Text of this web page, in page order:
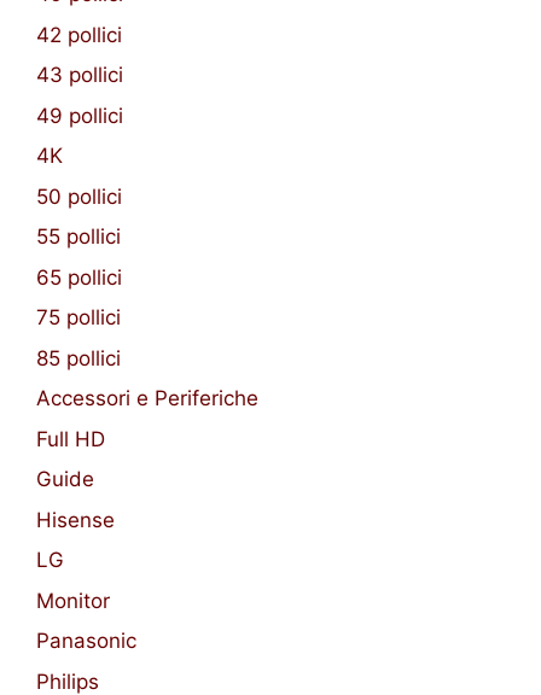
42 pollici
43 pollici
49 pollici
4K
50 pollici
55 pollici
65 pollici
75 pollici
85 pollici
Accessori e Periferiche
Full HD
Guide
Hisense
LG
Monitor
Panasonic
Philips